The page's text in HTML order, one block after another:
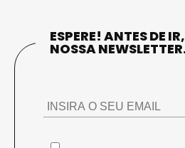
ESPERE! ANTES DE
NOSSA